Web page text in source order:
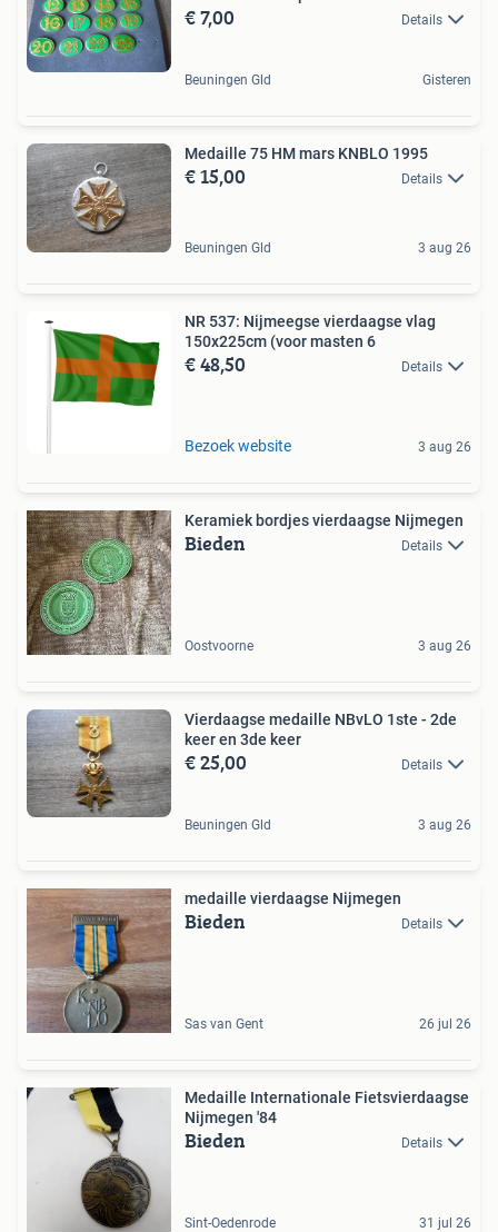
€ 7,00 Details
Beuningen Gld Gisteren
Medaille 75 HM mars KNBLO 1995
€ 15,00 Details
Beuningen Gld 3 aug 26
NR 537: Nijmeegse vierdaagse vlag
150x225cm (voor masten 6
€ 48,50 Details
Bezoek website 3 aug 26
Keramiek bordjes vierdaagse Nijmegen
Bieden Details
Oostvoorne 3 aug 26
Vierdaagse medaille NBvLO 1ste - 2de
keer en 3de keer
€ 25,00 Details
Beuningen Gld 3 aug 26
medaille vierdaagse Nijmegen
Bieden Details
Sas van Gent 26 jul 26
Medaille Internationale Fietsvierdaagse
Nijmegen '84
Bieden Details
Sint-Oedenrode 31 jul 26